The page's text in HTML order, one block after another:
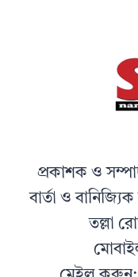
প্রকাশক ও
বার্তা ও
তল্লা